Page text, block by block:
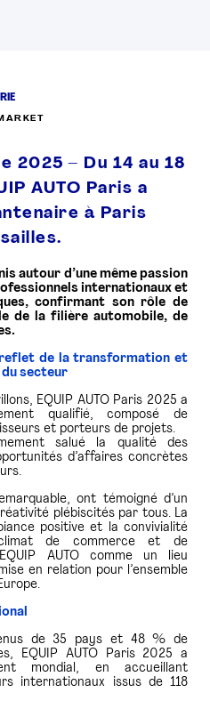
2025 – Du 14 au 18
AUTO Paris a
à Paris
autour d’une même passion
internationaux et
confirmant son rôle de
de la filière automobile, de
de la transformation et
du secteur
EQUIP AUTO Paris 2025 a
qualifié, composé de
et porteurs de projets.
salué la qualité des
d’affaires concrètes
ont témoigné d’un
plébiscités par tous. La
positive et la convivialité
de commerce et de
AUTO comme un lieu
en relation pour l’ensemble
de 35 pays et 48 % de
EQUIP AUTO Paris 2025 a
mondial, en accueillant
internationaux issus de 118